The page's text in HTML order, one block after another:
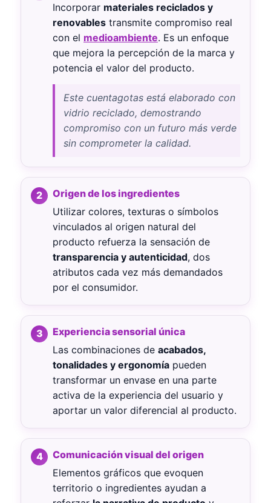
Incorporar materiales reciclados y
renovables transmite compromiso real
con el medioambiente. Es un enfoque
que mejora la percepción de la marca y
potencia el valor del producto.
Este cuentagotas está elaborado con
vidrio reciclado, demostrando
compromiso con un futuro más verde
sin comprometer la calidad.
Origen de los ingredientes
Utilizar colores, texturas o símbolos
vinculados al origen natural del
producto refuerza la sensación de
transparencia y autenticidad, dos
atributos cada vez más demandados
por el consumidor.
Experiencia sensorial única
Las combinaciones de acabados,
tonalidades y ergonomía pueden
transformar un envase en una parte
activa de la experiencia del usuario y
aportar un valor diferencial al producto.
Comunicación visual del origen
Elementos gráficos que evoquen
territorio o ingredientes ayudan a